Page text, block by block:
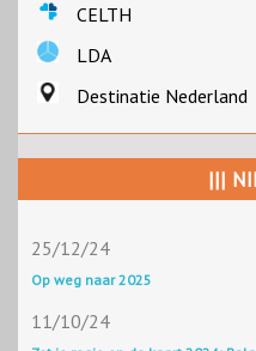
CELTH
LDA
Destinatie Nederland
|||
25/12/24
Op weg naar 2025
11/10/24